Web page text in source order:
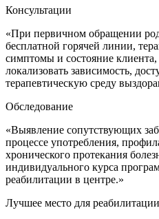
Консультации
«При первичном обращении
бесплатной горячей линии,
симптомы и состояние
локализовать зависимость,
терапевтическую среду
Обследование
«Выявление сопутствующих
процессе употребления,
хронического протекания
индивидуального курса
реабилитации в центре.»
Лучшее место для реабилитации